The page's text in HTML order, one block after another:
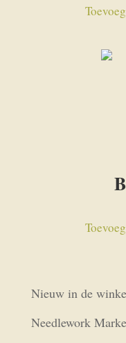
Nieuw in de
Needlework